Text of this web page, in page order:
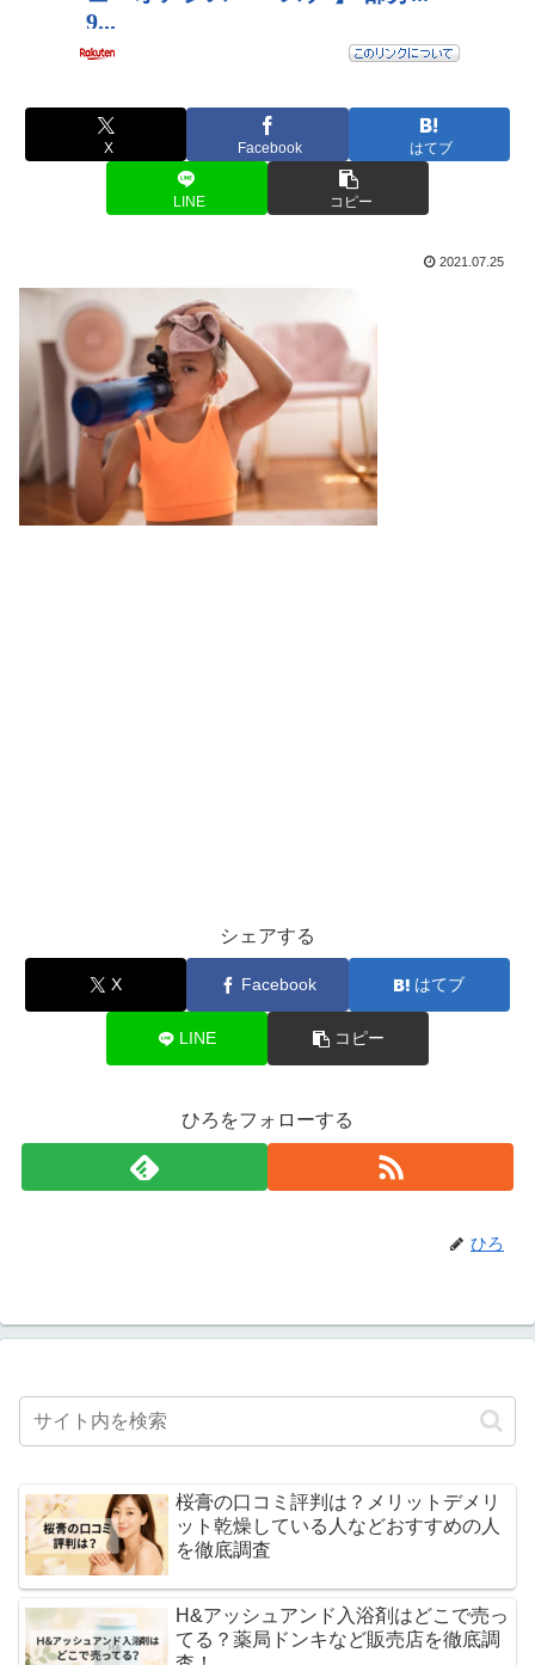
X Facebook はてブ
LINE コピー
2021.07.25
シェアする
X Facebook はてブ
LINE コピー
ひろをフォローする
ひろ
桜膏の口コミ評判は？メリットデメリ
ット乾燥している人などおすすめの人
を徹底調査
H&アッシュアンド入浴剤はどこで売っ
てる？薬局ドンキなど販売店を徹底調